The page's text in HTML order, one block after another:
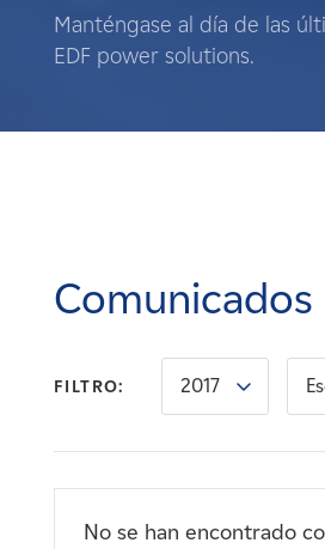
Terratenientes
Noticias
Contacte con
Manténgase al día de las
EDF power solutions.
FILTRO: 2017
No se han encontrado